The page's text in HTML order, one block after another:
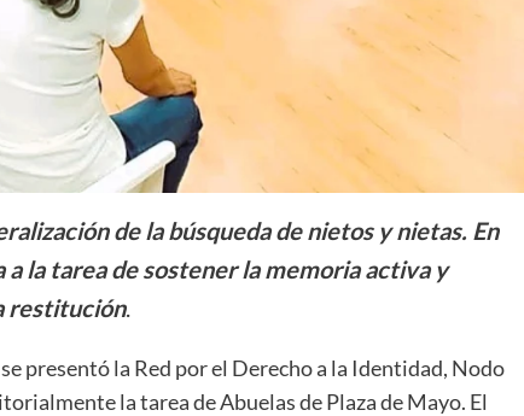
de la búsqueda de nietos y nietas. En
a la tarea de sostener la memoria activa y
restitución.
presentó la Red por el Derecho a la Identidad, Nodo
la tarea de Abuelas de Plaza de Mayo. El